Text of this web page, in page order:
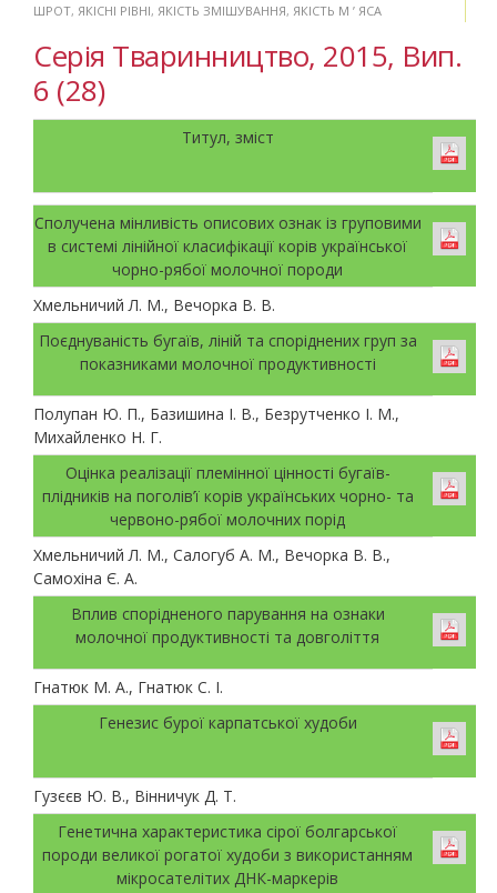
ШРОТ, ЯКІСНІ РІВНІ, ЯКІСТЬ ЗМІШУВАННЯ, ЯКІСТЬ М ’ ЯСА
Серія Тваринництво, 2015, Вип.
6 (28)
Титул, зміст
Сполучена мінливість описових ознак із груповими
в системі лінійної класифікації корів української
чорно-рябої молочної породи
Хмельничий Л. М., Вечорка В. В.
Поєднуваність бугаїв, ліній та споріднених груп за
показниками молочної продуктивності
Полупан Ю. П., Базишина І. В., Безрутченко І. М.,
Михайленко Н. Г.
Оцінка реалізації племінної цінності бугаїв-
плідників на поголів’ї корів українських чорно- та
червоно-рябої молочних порід
Хмельничий Л. М., Салогуб А. М., Вечорка В. В.,
Самохіна Є. А.
Вплив спорідненого парування на ознаки
молочної продуктивності та довголіття
Гнатюк М. А., Гнатюк С. І.
Генезис бурої карпатської худоби
Гузєєв Ю. В., Вінничук Д. Т.
Генетична характеристика сірої болгарської
породи великої рогатої худоби з використанням
мікросателітих ДНК-маркерів